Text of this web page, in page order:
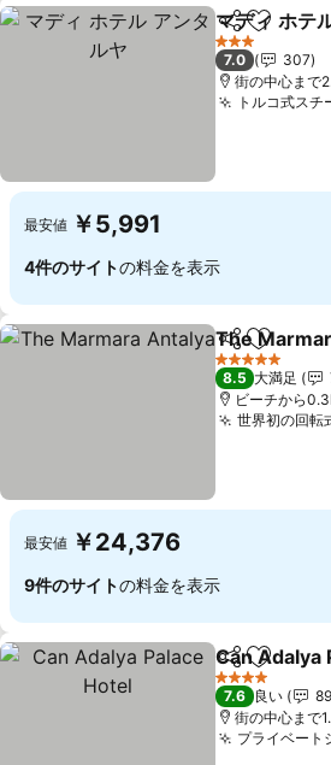
シェアお気に
マディ ホテ
3 ホテルのランク
7.0
307
街の中心まで
トルコ式スチ
最安値 ￥5,991
4件のサイトの料金を表示
シェアお気に
The
5 ホテルのランク
8.5 大満足
ビーチから
世界初の回転
最安値 ￥24,376
9件のサイトの料金を表示
シェアお気に
Can Adalya
4 ホテルのランク
7.6 良い
街の中心まで
プライベート